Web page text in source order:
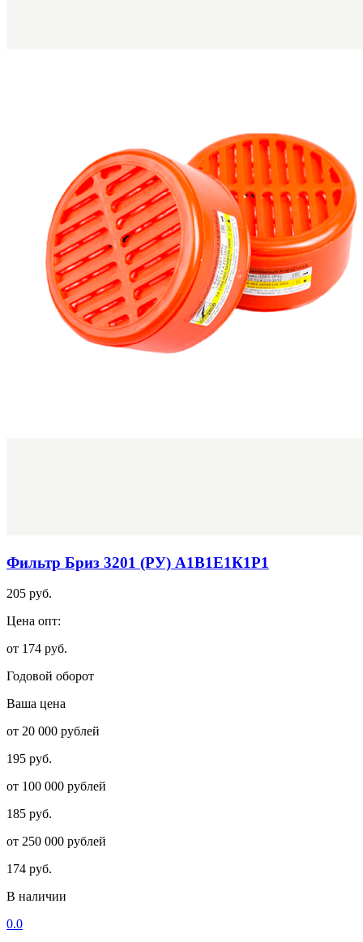
Фильтр Бриз 3201 (РУ) А1В1Е1К1Р1
205 руб.
Цена опт:
от 174 руб.
Годовой оборот
Ваша цена
от 20 000 рублей
195 руб.
от 100 000 рублей
185 руб.
от 250 000 рублей
174 руб.
В наличии
0.0